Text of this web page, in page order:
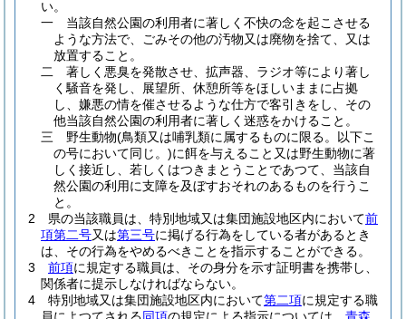
い。
一
当該自然公園の利用者に著しく不快の念を起こさせる
ような方法で、ごみその他の汚物又は廃物を捨て、又は
放置すること。
二
著しく悪臭を発散させ、拡声器、ラジオ等により著し
く騒音を発し、展望所、休憩所等をほしいままに占拠
し、嫌悪の情を催させるような仕方で客引きをし、その
他当該自然公園の利用者に著しく迷惑をかけること。
三
野生動物(鳥類又は哺乳類に属するものに限る。以下こ
の号において同じ。)に餌を与えること又は野生動物に著
しく接近し、若しくはつきまとうことであつて、当該自
然公園の利用に支障を及ぼすおそれのあるものを行うこ
と。
2
県の当該職員は、特別地域又は集団施設地区内において前
項第二号又は第三号に掲げる行為をしている者があるとき
は、その行為をやめるべきことを指示することができる。
3
前項に規定する職員は、その身分を示す証明書を携帯し、
関係者に提示しなければならない。
4
特別地域又は集団施設地区内において第二項に規定する職